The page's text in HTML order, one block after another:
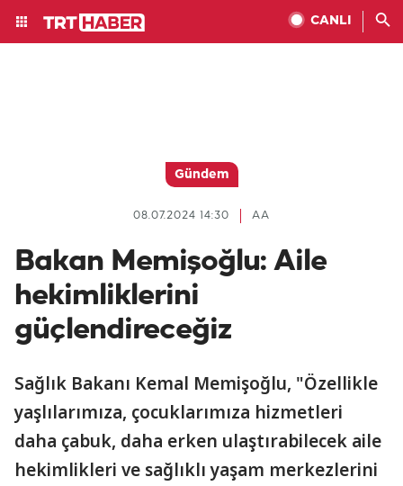
CANLI
Gündem
AA
08.07.2024 14:30
Bakan Memişoğlu: Aile
hekimliklerini
güçlendireceğiz
Sağlık Bakanı Kemal Memişoğlu, "Özellikle
yaşlılarımıza, çocuklarımıza hizmetleri
daha çabuk, daha erken ulaştırabilecek aile
hekimlikleri ve sağlıklı yaşam merkezlerini